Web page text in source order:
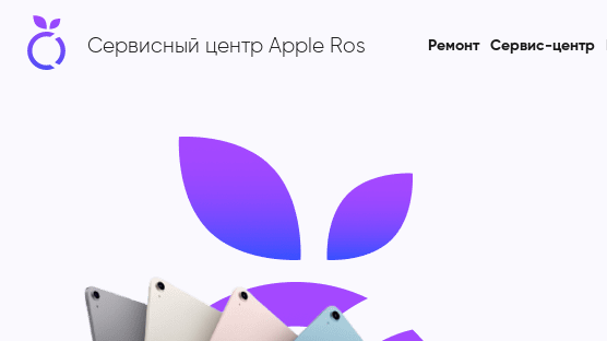
Сервисный центр Apple Ros Ремонт Сервис-центр